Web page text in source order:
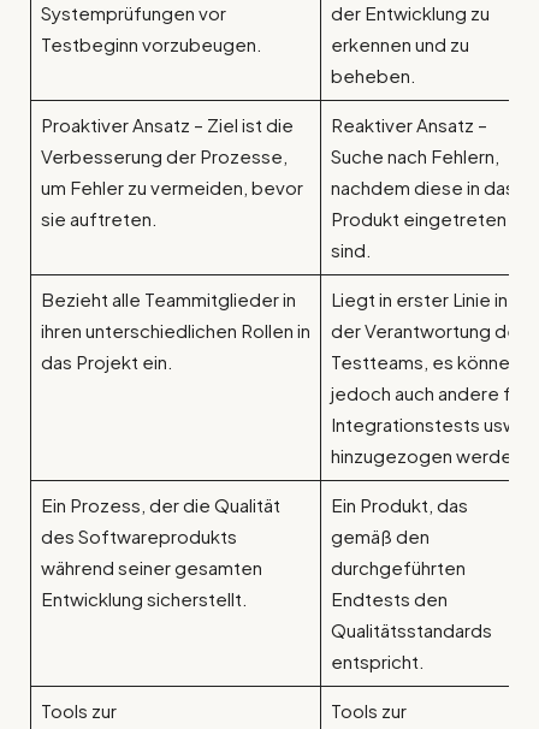
Systemprüfungen vor
Testbeginn vorzubeugen.
der Entwicklung zu
erkennen und zu
beheben.
Proaktiver Ansatz – Ziel ist die
Verbesserung der Prozesse,
um Fehler zu vermeiden, bevor
sie auftreten.
Reaktiver Ansatz –
Suche nach Fehlern,
nachdem diese in das
Produkt eingetreten
sind.
Bezieht alle Teammitglieder in
ihren unterschiedlichen Rollen in
das Projekt ein.
Liegt in erster Linie in
der Verantwortung des
Testteams, es können
jedoch auch andere für
Integrationstests usw.
hinzugezogen werden.
Ein Prozess, der die Qualität
des Softwareprodukts
während seiner gesamten
Entwicklung sicherstellt.
Ein Produkt, das
gemäß den
durchgeführten
Endtests den
Qualitätsstandards
entspricht.
Tools zur
Tools zur